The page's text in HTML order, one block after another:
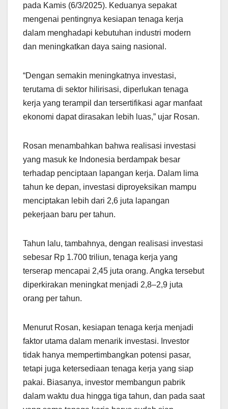
pada Kamis (6/3/2025). Keduanya sepakat
mengenai pentingnya kesiapan tenaga kerja
dalam menghadapi kebutuhan industri modern
dan meningkatkan daya saing nasional.
“Dengan semakin meningkatnya investasi,
terutama di sektor hilirisasi, diperlukan tenaga
kerja yang terampil dan tersertifikasi agar manfaat
ekonomi dapat dirasakan lebih luas,” ujar Rosan.
Rosan menambahkan bahwa realisasi investasi
yang masuk ke Indonesia berdampak besar
terhadap penciptaan lapangan kerja. Dalam lima
tahun ke depan, investasi diproyeksikan mampu
menciptakan lebih dari 2,6 juta lapangan
pekerjaan baru per tahun.
Tahun lalu, tambahnya, dengan realisasi investasi
sebesar Rp 1.700 triliun, tenaga kerja yang
terserap mencapai 2,45 juta orang. Angka tersebut
diperkirakan meningkat menjadi 2,8–2,9 juta
orang per tahun.
Menurut Rosan, kesiapan tenaga kerja menjadi
faktor utama dalam menarik investasi. Investor
tidak hanya mempertimbangkan potensi pasar,
tetapi juga ketersediaan tenaga kerja yang siap
pakai. Biasanya, investor membangun pabrik
dalam waktu dua hingga tiga tahun, dan pada saat